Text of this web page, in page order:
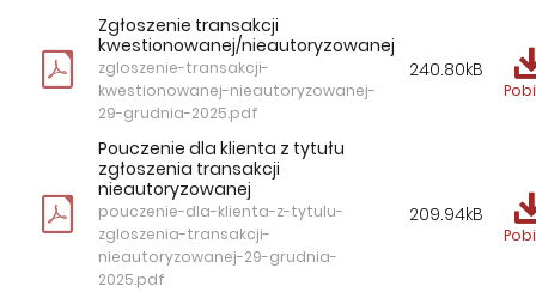
Zgłoszenie transakcji
kwestionowanej/nieautoryzowanej
zgloszenie-transakcji-
kwestionowanej-nieautoryzowanej-
29-grudnia-2025.pdf
240.80kB
Pouczenie dla klienta z tytułu
zgłoszenia transakcji
nieautoryzowanej
pouczenie-dla-klienta-z-tytulu-
zgloszenia-transakcji-
nieautoryzowanej-29-grudnia-
2025.pdf
209.94kB